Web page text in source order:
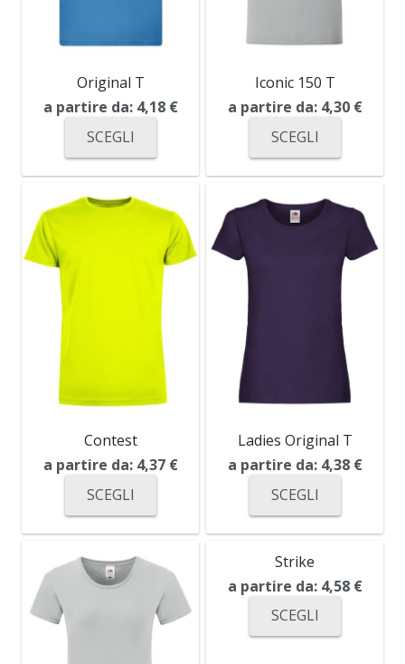
Original T
a partire da: 4,18 €
SCEGLI
Iconic 150 T
a partire da: 4,30 €
SCEGLI
Contest
a partire da: 4,37 €
SCEGLI
Ladies Original T
a partire da: 4,38 €
SCEGLI
Strike
a partire da: 4,58 €
SCEGLI